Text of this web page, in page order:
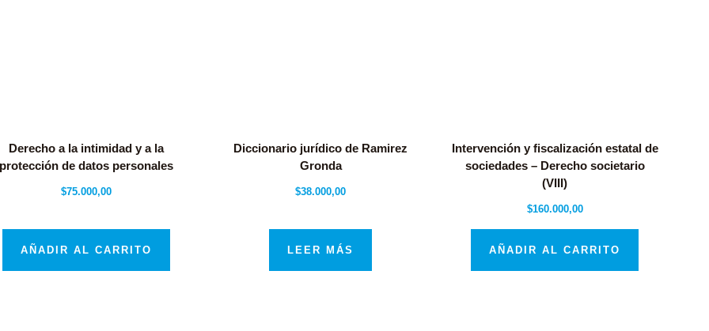
Derecho a la intimidad y a la
protección de datos personales
$75.000,00
AÑADIR AL CARRITO
Diccionario jurídico de Ramirez
Gronda
$38.000,00
LEER MÁS
Intervención y fiscalización estatal de
sociedades – Derecho societario
(VIII)
$160.000,00
AÑADIR AL CARRITO